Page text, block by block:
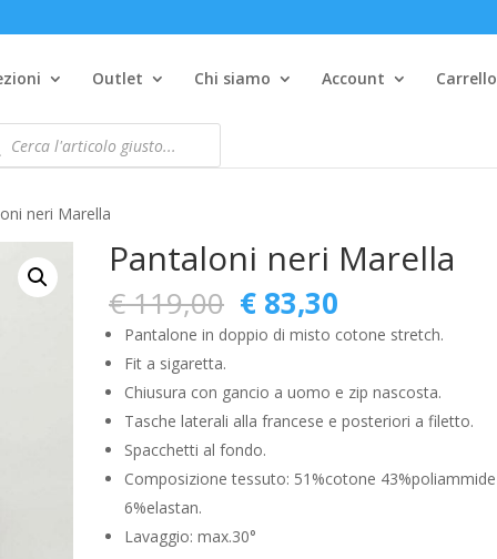
Outlet Chi siamo Account Carrello
Products
neri Marella
Pantaloni neri Marella
€119,00 Il
prezzo
originale
era:
€ 119,00.
€ 83,30
prezzo
attuale
è:
€ 83,30.
Pantalone in doppio di misto cotone stretch.
Fit a sigaretta.
Chiusura con gancio a uomo e zip nascosta.
Tasche laterali alla francese e posteriori a filetto.
Spacchetti al fondo.
Composizione tessuto: 51%cotone 43%poliammide
6%elastan.
Lavaggio: max.30°